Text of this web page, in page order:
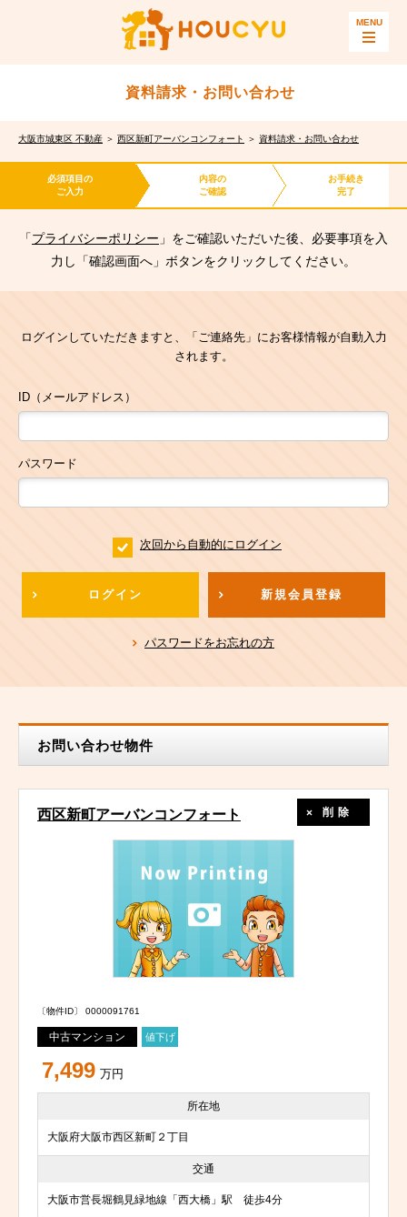
資料請求・お問い合わせ
大阪市城東区 不動産 ＞ 西区新町アーバンコンフォート ＞ 資料請求・お問い合わせ
必須項目の
ご入力
内容の
ご確認
お手続き
完了
「プライバシーポリシー 」をご確認いただいた後、必要事項を入
力し「確認画面へ」ボタンをクリックしてください。
ログインしていただきますと、「ご連絡先」にお客様情報が自動入力
されます。
ID（メールアドレス）
パスワード
次回から自動的にログイン
ログイン 新規会員登録
パスワードをお忘れの方
お問い合わせ物件
西区新町アーバンコンフォート 削除
〔物件ID〕 0000091761
中古マンション 値下げ
7,499 万円
所在地
大阪府大阪市西区新町２丁目
交通
大阪市営長堀鶴見緑地線「西大橋」駅 徒歩4分